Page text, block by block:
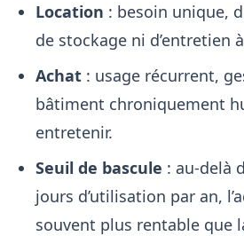
Location : besoin unique,
de stockage ni d’entretien
Achat : usage récurrent,
bâtiment chroniquement
entretenir.
Seuil de bascule : au-delà
jours d’utilisation par an,
souvent plus rentable que